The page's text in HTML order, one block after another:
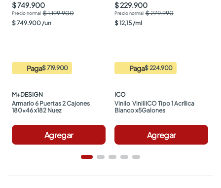
$ 749.900
$ 1.199.900
$749.900/un
Paga$ 719.900
M+DESIGN
Armario 6 Puertas 2 Cajones
180x46 x182 Nuez
Agregar
$ 229.900
$ 279.990
$12,15/ml
Paga$ 224.900
ICO
Vinilo  ViniliICO Tipo 1 Acrílica
Blanco x5Galones
Agregar